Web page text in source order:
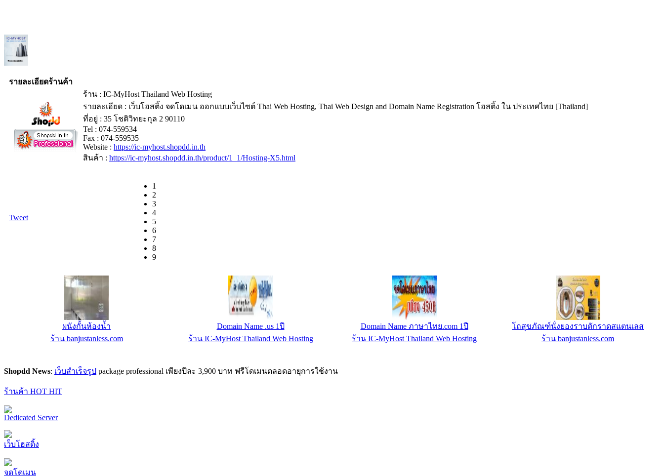
รายละเอียดร้านค้า
ร้าน : IC-MyHost Thailand Web Hosting
รายละเอียด : เว็บโฮสติ้ง จดโดเมน ออกแบบเว็บไซต์ Thai Web Hosting, Thai Web Design and Domain Name Registration โฮสติ้ง ใน ประเทศไทย [Thailand]
ที่อยู่ : 35 โชติวิทยะกุล 2 90110
Tel : 074-559534
Fax : 074-559535
Website : https://ic-myhost.shopdd.in.th
สินค้า : https://ic-myhost.shopdd.in.th/product/1_1/Hosting-X5.html
Tweet
1
2
3
4
5
6
7
8
9
ผนังกั้นห้องน้ำ
ร้าน banjustanless.com
Domain Name .us 1ปี
ร้าน IC-MyHost Thailand Web Hosting
Domain Name ภาษาไทย.com 1ปี
ร้าน IC-MyHost Thailand Web Hosting
โถสุขภัณฑ์นั่งยองราบตักราดสแตนเลส
ร้าน banjustanless.com
Shopdd News: เว็บสำเร็จรูป package professional เพียงปีละ 3,900 บาท ฟรีโดเมนตลอดอายุการใช้งาน
ร้านค้า HOT HIT
Dedicated Server
เว็บโฮสติ้ง
จดโดเมน